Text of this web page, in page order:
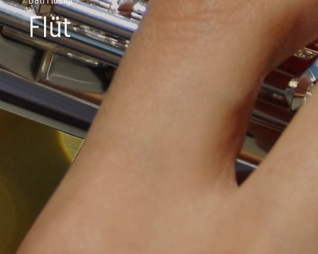
Flüt